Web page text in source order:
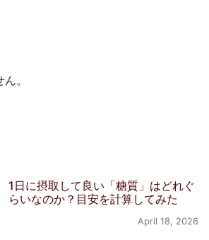
。
1日に摂取して良い「糖質」はどれぐ
らいなのか？目安を計算してみた
April 18, 2026